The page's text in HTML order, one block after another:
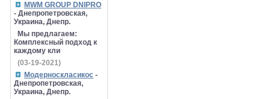
MWM GROUP DNIPRO
- Днепропетровская,
Украина, Днепр.
Мы предлагаем:
Комплексный подход к
каждому кли
(03-19-2021)
Модерноскласикос -
Днепропетровская,
Украина, Днепр.